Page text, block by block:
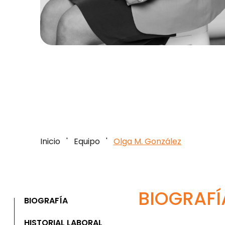
Inicio ' Equipo ' Olga M. González
BIOGRAFÍA
HISTORIAL LABORAL